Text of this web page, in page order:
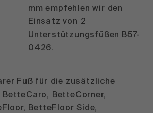
mm empfehlen wir den
Einsatz von 2
Unterstützungsfüßen B57-
0426.
Fuß für die zusätzliche
BetteCorner,
BetteFloor Side,